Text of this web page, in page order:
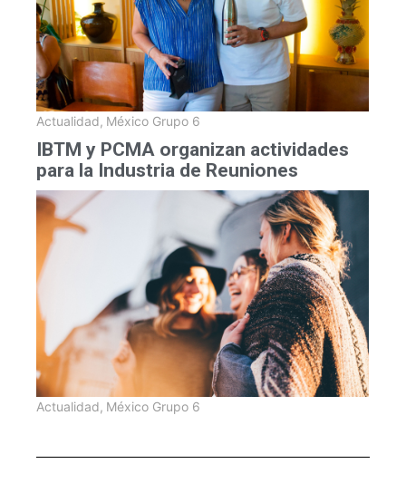
Actualidad, México Grupo 6
IBTM y PCMA organizan actividades
para la Industria de Reuniones
Actualidad, México Grupo 6